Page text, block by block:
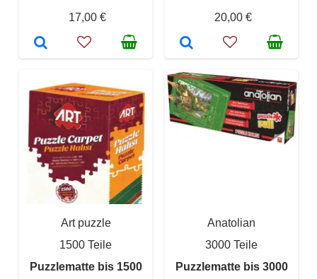
17,00 €
20,00 €
Art puzzle
1500 Teile
Puzzlematte bis 1500
Anatolian
3000 Teile
Puzzlematte bis 3000